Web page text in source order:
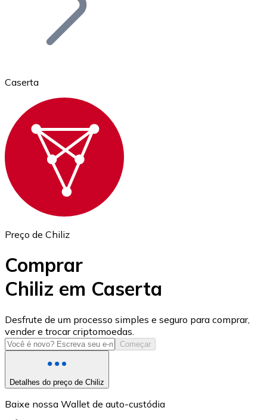
Ethereum
ETH
USD Coin
USDC
Caserta
Preço de Chiliz
Comprar
Chiliz em Caserta
Desfrute de um processo simples e seguro para comprar,
vender e trocar criptomoedas.
Começar
Detalhes do preço de Chiliz
Baixe nossa Wallet de auto-custódia